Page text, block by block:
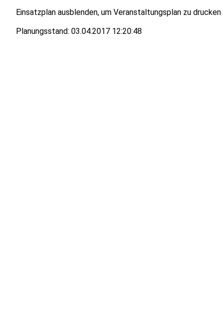
Einsatzplan ausblenden, um Veranstaltungsplan zu drucken
Planungsstand: 03.04.2017 12:20:48